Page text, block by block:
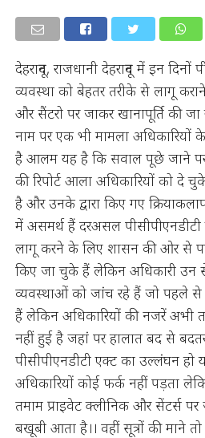
देहरादून, राजधानी देहरादून में इन दिनों
व्यवस्था को बेहतर तरीके से लागू
और सैंटरो पर जाकर खानापूर्ति की
नाम पर एक भी मामला अधिकारियों
है आलम यह है कि सवाल पूछे जाने
की रिपोर्ट आला अधिकारियों को
है और उनके द्वारा किए गए
में असमर्थ हैं दरअसल पीसीपीएनडीटी
लागू करने के लिए शासन की ओर से
किए जा चुके हैं लेकिन अधिकारी उन
व्यवस्थाओं को जांच रहे हैं जो पहले
हैं लेकिन अधिकारियों की नजरें
नहीं हुई है जहां पर हालात बद से
पीसीपीएनडीटी एक्ट का उल्लंघन हो
अधिकारियों कोई फर्क नहीं पड़ता
तमाम प्राइवेट क्लीनिक और सेंटर्स पर
बखूबी आता है।। वहीं सूत्रों की माने